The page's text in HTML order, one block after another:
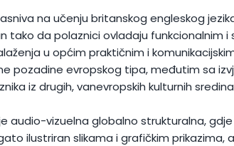
na učenju britanskog engleskog
tako da polaznici ovladaju funkcionalnim
u općim praktičnim i
pozadine evropskog tipa, međutim sa
iz drugih, vanevropskih kulturnih
audio-vizuelna globalno strukturalna,
ilustriran slikama i grafičkim